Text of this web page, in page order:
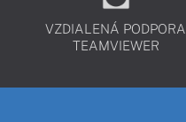
VZDIALENÁ PODPORA
TEAMVIEWER